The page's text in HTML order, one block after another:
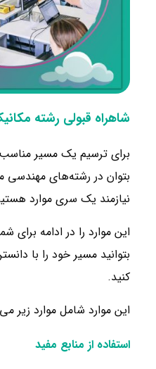
شاهراه قبولی رشته
برای ترسیم یک مسیر
بتوان در رشته‌های مهندسی
نیازمند یک سری موارد
این موارد را در ادامه برای
بتوانید مسیر خود را با
کنید.
این موارد شامل موارد زیر
استفاده از منابع مفید